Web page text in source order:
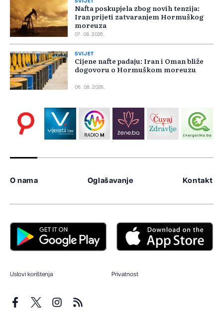
SVIJET
Nafta poskupjela zbog novih tenzija:
Iran prijeti zatvaranjem Hormuškog
moreuza
07. 08. 2026.
SVIJET
Cijene nafte padaju: Iran i Oman bliže
dogovoru o Hormuškom moreuzu
06. 08. 2026.
O nama Oglašavanje Kontakt
Uslovi korištenja Privatnost